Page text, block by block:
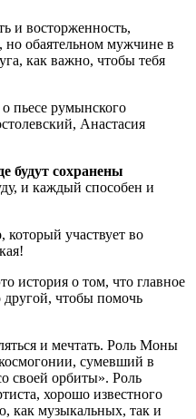
и восторженность,
но обаятельном мужчине в
как важно, чтобы тебя
пьесе румынского
Анастасия
будут сохранены
и каждый способен и
, который участвует во
история о том, что главное
другой, чтобы помочь
и мечтать. Роль Моны
сумевший в
своей орбиты». Роль
хорошо известного
как музыкальных, так и